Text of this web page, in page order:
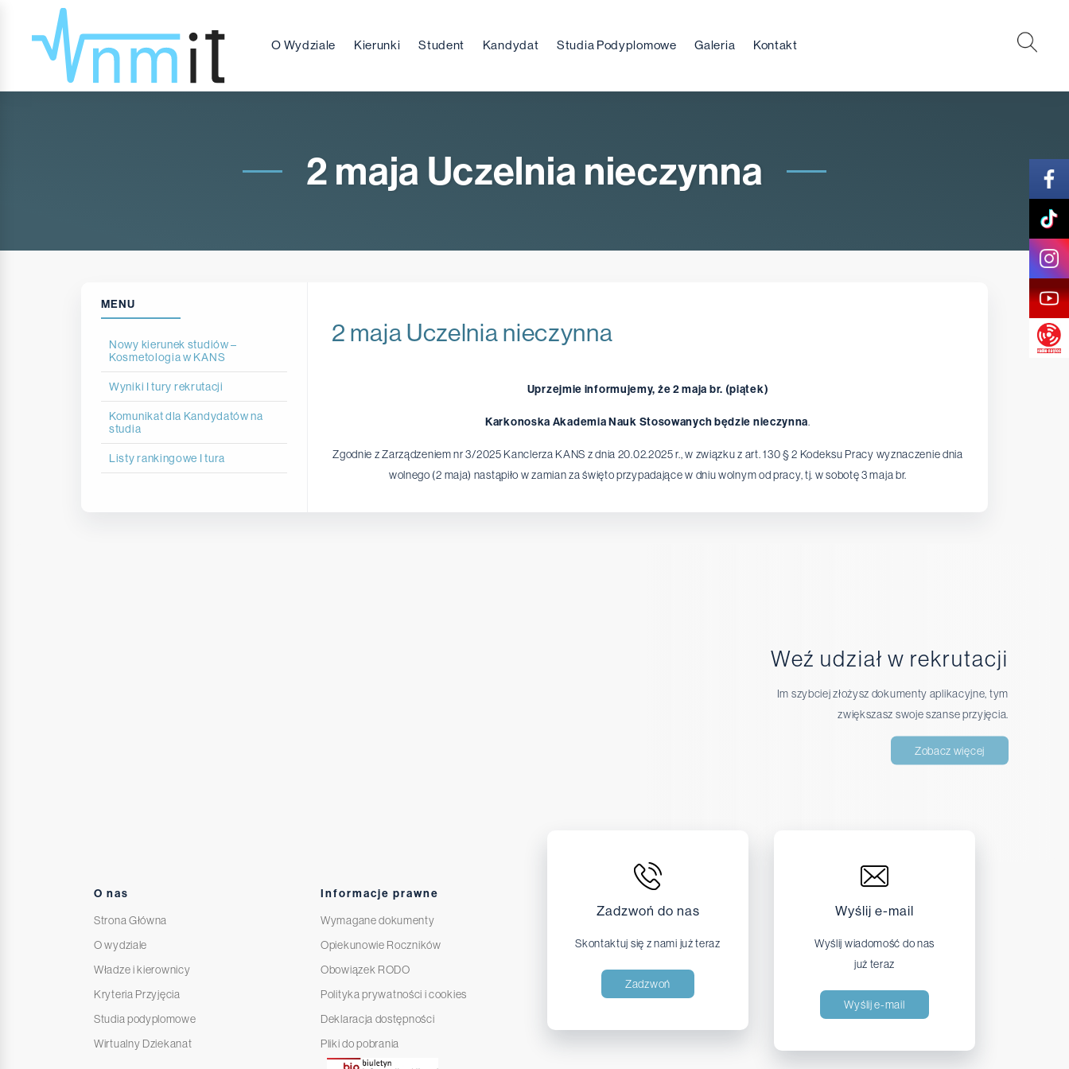
O Wydziale Kierunki Student Kandydat Studia Podyplomowe Galeria Kontakt
2 maja Uczelnia nieczynna
MENU
Nowy kierunek studiów –
Kosmetologia w KANS
Wyniki I tury rekrutacji
Komunikat dla Kandydatów na
studia
Listy rankingowe I tura
2 maja Uczelnia nieczynna
Uprzejmie informujemy, że 2 maja br. (piątek)
Karkonoska Akademia Nauk Stosowanych będzie nieczynna.
Zgodnie z Zarządzeniem nr 3/2025 Kanclerza KANS z dnia 20.02.2025 r., w związku z art. 130 § 2 Kodeksu Pracy wyznaczenie dnia
wolnego (2 maja) nastąpiło w zamian za święto przypadające w dniu wolnym od pracy, tj. w sobotę 3 maja br.
Weź udział w rekrutacji
Im szybciej złożysz dokumenty aplikacyjne, tym
zwiększasz swoje szanse przyjęcia.
Zobacz więcej
O nas
Strona Główna
O wydziale
Władze i kierownicy
Kryteria Przyjęcia
Studia podyplomowe
Wirtualny Dziekanat
Informacje prawne
Wymagane dokumenty
Opiekunowie Roczników
Obowiązek RODO
Polityka prywatności i cookies
Deklaracja dostępności
Pliki do pobrania
Zadzwoń do nas
Skontaktuj się z nami już teraz
Zadzwoń
Wyślij e-mail
Wyślij wiadomość do nas
już teraz
Wyślij e-mail